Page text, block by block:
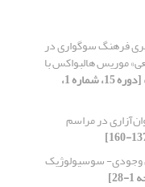
فرهنگ سوگواری در
موریس هالبواکس با
[دوره 15، شماره 1،
در مراسم
وجودی- سوسیولوژیک